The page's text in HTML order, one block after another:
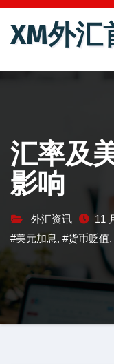
跳
XM外汇
汇率及
影响
外汇资讯 11
#美元加息, #货币贬值,